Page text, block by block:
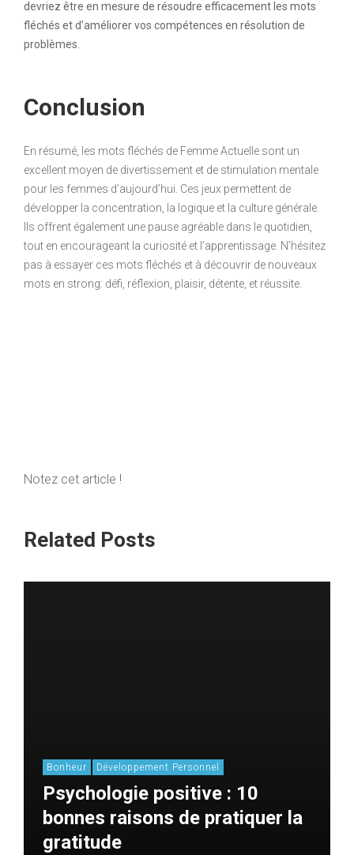
devriez être en mesure de résoudre efficacement les mots
fléchés et d’améliorer vos compétences en résolution de
problèmes.
Conclusion
En résumé, les mots fléchés de Femme Actuelle sont un
excellent moyen de divertissement et de stimulation mentale
pour les femmes d’aujourd’hui. Ces jeux permettent de
développer la concentration, la logique et la culture générale.
Ils offrent également une pause agréable dans le quotidien,
tout en encourageant la curiosité et l’apprentissage. N’hésitez
pas à essayer ces mots fléchés et à découvrir de nouveaux
mots en strong: défi, réflexion, plaisir, détente, et réussite.
Notez cet article !
Related Posts
Bonheur Développement Personnel
Psychologie positive : 10
bonnes raisons de pratiquer la
gratitude